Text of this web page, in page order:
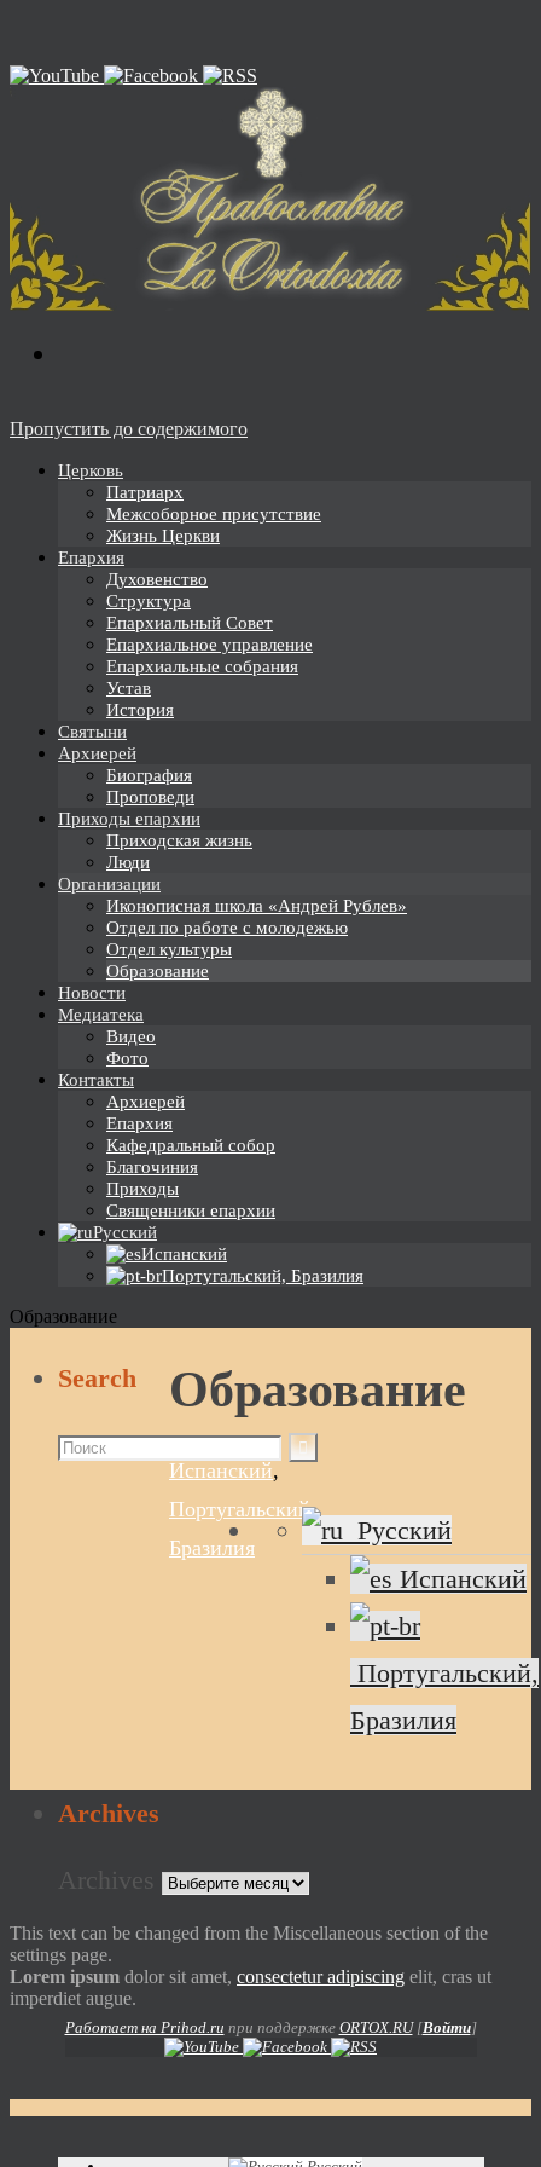
Пропустить до содержимого
Церковь
Патриарх
Межсоборное присутствие
Жизнь Церкви
Епархия
Духовенство
Структура
Епархиальный Совет
Епархиальное управление
Епархиальные собрания
Устав
История
Святыни
Архиерей
Биография
Проповеди
Приходы епархии
Приходская жизнь
Люди
Организации
Иконописная школа «Андрей Рублев»
Отдел по работе с молодежью
Отдел культуры
Образование
Новости
Медиатека
Видео
Фото
Контакты
Архиерей
Епархия
Кафедральный собор
Благочиния
Приходы
Священники епархии
Русский
Испанский
Португальский, Бразилия
Образование
Образование
Испанский,
Португальский,
Бразилия
Search
Русский
Испанский
Португальский,
Бразилия
Archives
Archives
This text can be changed from the Miscellaneous section of the
settings page.
Lorem ipsum dolor sit amet, consectetur adipiscing elit, cras ut
imperdiet augue.
Работает на Prihod.ru при поддержке ORTOX.RU[Войти]